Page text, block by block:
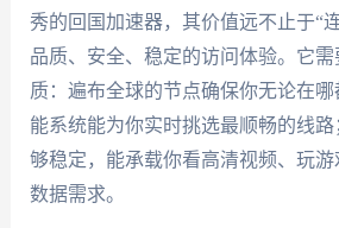
秀的回国加速器，其价值远不止于“
品质、安全、稳定的访问体验。它
质：遍布全球的节点确保你无论在
能系统能为你实时挑选最顺畅的线
够稳定，能承载你看高清视频、玩
数据需求。